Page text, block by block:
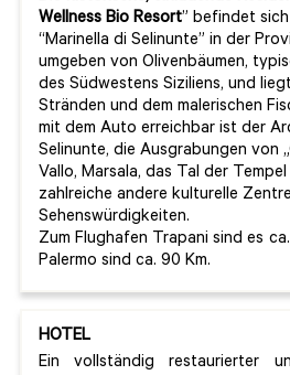
Wellness Bio Resort” befindet
“Marinella di Selinunte” in der
umgeben von Olivenbäumen,
des Südwestens Siziliens, und
Stränden und dem malerischen
mit dem Auto erreichbar ist der
Selinunte, die Ausgrabungen von
Vallo, Marsala, das Tal der
zahlreiche andere kulturelle
Sehenswürdigkeiten.
Zum Flughafen Trapani sind es
Palermo sind ca. 90 Km.
HOTEL
Ein vollständig restaurierter